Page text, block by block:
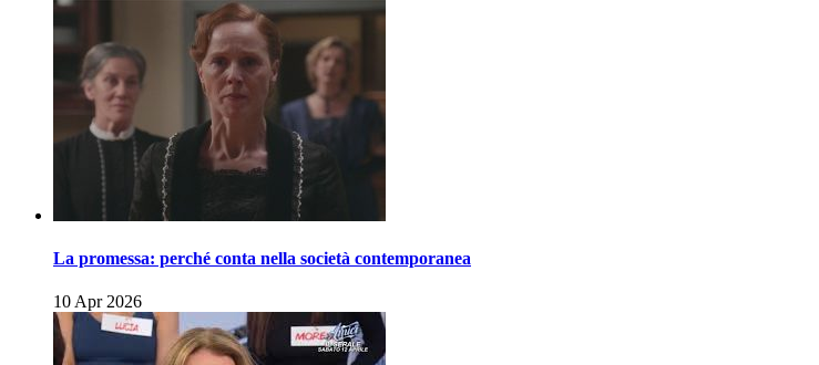
La promessa: perché conta nella società contemporanea
10 Apr 2026